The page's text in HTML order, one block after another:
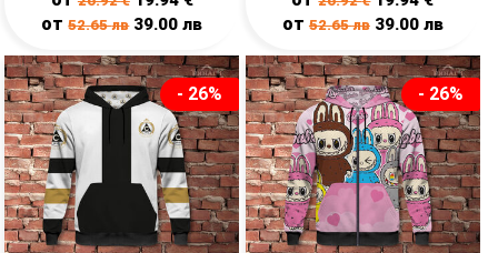
от52.65лв 39.00лв от 52.65лв 39.00 лв
- 26% - 26%